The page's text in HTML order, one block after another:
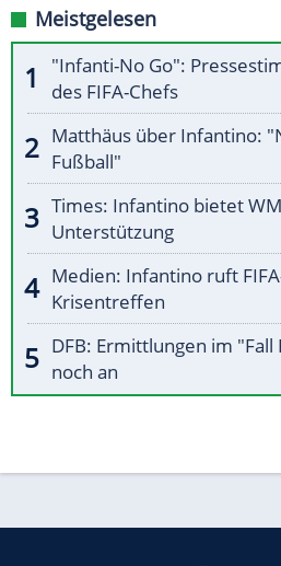
Meistgelesen
"Infanti-No Go":
des FIFA-Chefs
Matthäus über Infantino:
Fußball"
Times: Infantino bietet
Unterstützung
Medien: Infantino ruft
Krisentreffen
DFB: Ermittlungen im "Fall
noch an